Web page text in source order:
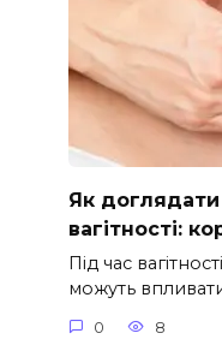
Як
вагітності:
Під час
можуть
0 8